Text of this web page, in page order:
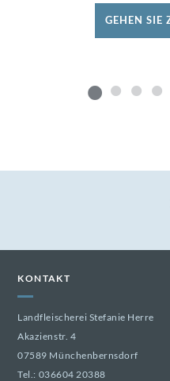
GEHEN SIE
KONTAKT
Landfleischerei Stefanie Herre
Akazienstr. 4
07589 Münchenbernsdorf
Tel.: 036604 20388